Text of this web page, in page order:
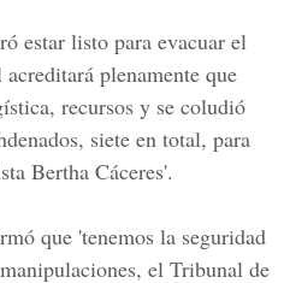
estar listo para evacuar el
plenamente que
recursos y se coludió
siete en total, para
Bertha Cáceres'.
que 'tenemos la seguridad
el Tribunal de